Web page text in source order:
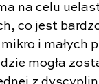
na celu
co jest
i małych
mogła